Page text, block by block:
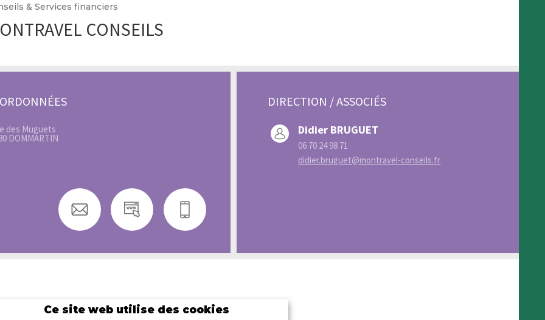
& Services financiers
CONSEILS
des Muguets
DOMMARTIN
DIRECTION / ASSOCIÉS
Didier BRUGUET
06 70 24 98 71
didier.bruguet@montravel-conseils.fr
ActivitésCe site web utilise des cookies